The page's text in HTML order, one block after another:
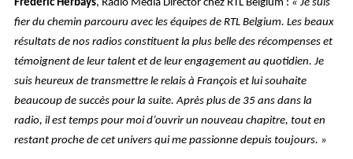
Frédéric Herbays, Radio Media Director chez RTL Belgium : « Je suis
fier du chemin parcouru avec les équipes de RTL Belgium. Les beaux
résultats de nos radios constituent la plus belle des récompenses et
témoignent de leur talent et de leur engagement au quotidien. Je
suis heureux de transmettre le relais à François et lui souhaite
beaucoup de succès pour la suite. Après plus de 35 ans dans la
radio, il est temps pour moi d’ouvrir un nouveau chapitre, tout en
restant proche de cet univers qui me passionne depuis toujours. »